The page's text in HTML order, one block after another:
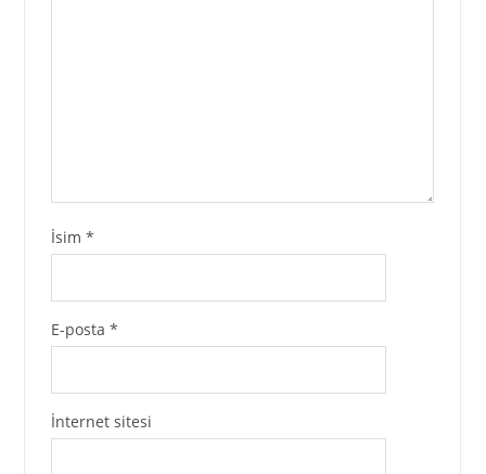
İsim *
E-posta *
İnternet sitesi